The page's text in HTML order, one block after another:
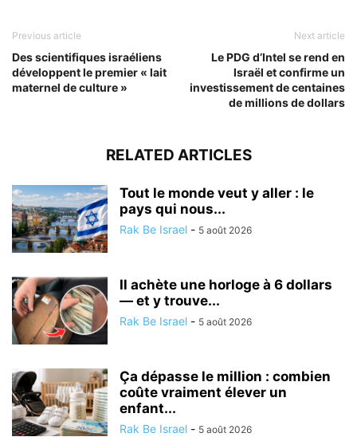
Previous article
Des scientifiques israéliens
développent le premier « lait
maternel de culture »
Next article
Le PDG d’Intel se rend en
Israël et confirme un
investissement de centaines
de millions de dollars
RELATED ARTICLES
Tout le monde veut y aller : le
pays qui nous...
Rak Be Israel - 5 août 2026
Il achète une horloge à 6 dollars
— et y trouve...
Rak Be Israel - 5 août 2026
Ça dépasse le million : combien
coûte vraiment élever un
enfant...
Rak Be Israel - 5 août 2026